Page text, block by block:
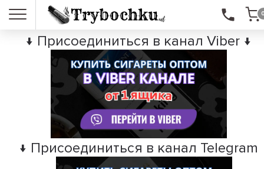
↓ Присоединиться в канал Viber ↓
↓ Присоединиться в канал Telegram